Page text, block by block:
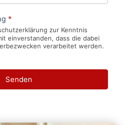
*
zur Kenntnis
einverstanden, dass die dabei
verarbeitet werden.
Senden